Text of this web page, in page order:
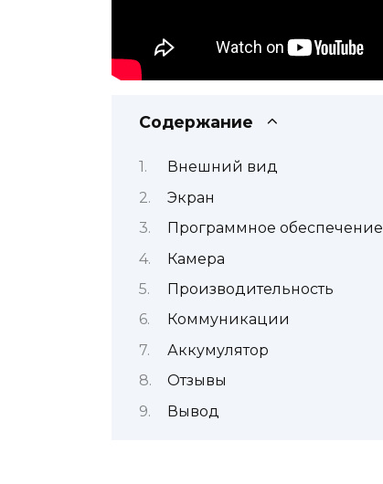
Содержание
Внешний вид
Экран
Программное обеспечение
Камера
Производительность
Коммуникации
Аккумулятор
Отзывы
Вывод